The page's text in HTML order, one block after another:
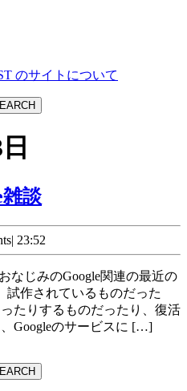
のサイトについて
雑談第
回
定
期
Google
談
| 23:52
作されているものだった
たりするものだったり、復活
Googleのサービスに […]